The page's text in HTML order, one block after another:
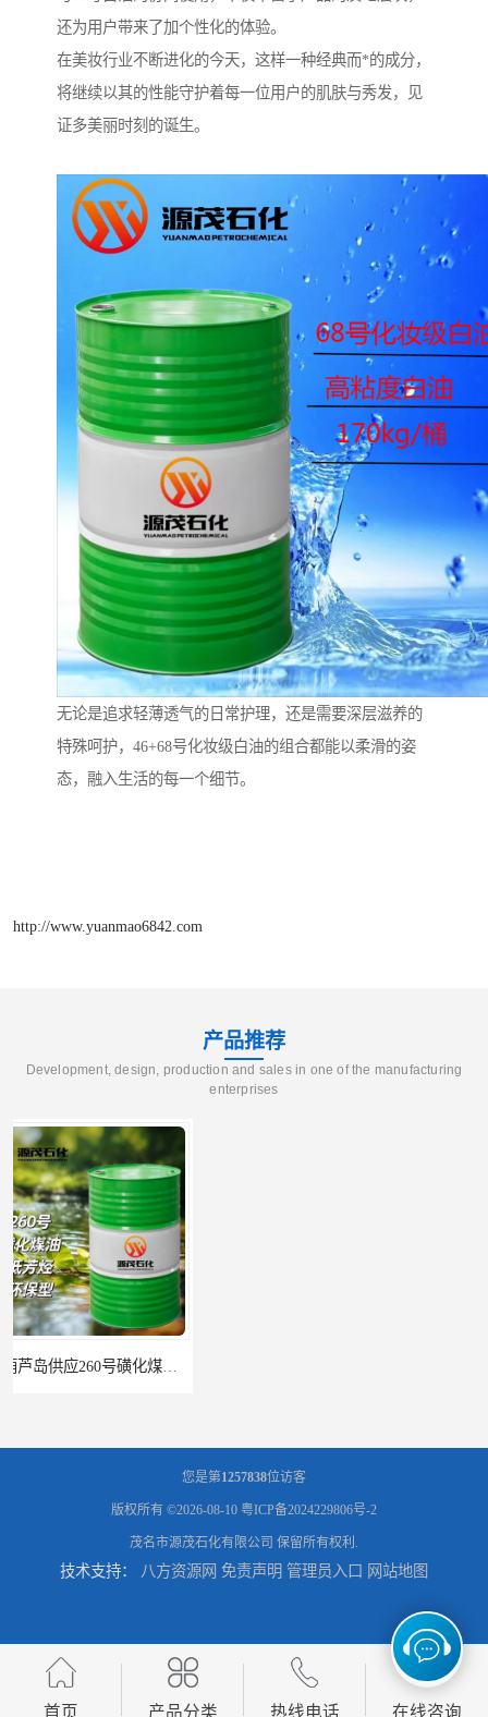
还为用户带来了加个性化的体验。
在美妆行业不断进化的今天，这样一种经典而*的成分，
将继续以其的性能守护着每一位用户的肌肤与秀发，见
证多美丽时刻的诞生。
无论是追求轻薄透气的日常护理，还是需要深层滋养的
特殊呵护，46+68号化妆级白油的组合都能以柔滑的姿
态，融入生活的每一个细节。
http://www.yuanmao6842.com
产品推荐
Development, design, production and sales in one of the manufacturing
enterprises
您是第1257838位访客
版权所有 ©2026-08-10 粤ICP备2024229806号-2
茂名市源茂石化有限公司 保留所有权利.
技术支持： 八方资源网 免责声明 管理员入口 网站地图
首页 产品分类 热线电话 在线咨询